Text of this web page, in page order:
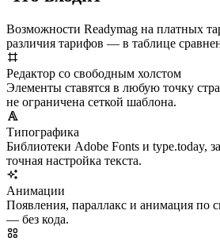
Возможности Readymag на платных
различия тарифов — в таблице
Редактор со свободным холстом
Элементы ставятся в любую точку
не ограничена сеткой шаблона.
Типографика
Библиотеки Adobe Fonts и type.today,
точная настройка текста.
Анимации
Появления, параллакс и анимация по
— без кода.